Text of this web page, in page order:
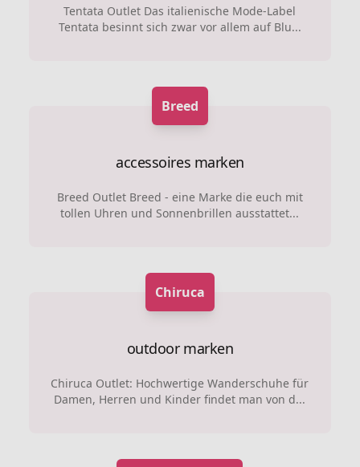
Tentata Outlet Das italienische Mode-Label
Tentata besinnt sich zwar vor allem auf Blu...
Breed
accessoires marken
Breed Outlet Breed - eine Marke die euch mit
tollen Uhren und Sonnenbrillen ausstattet...
Chiruca
outdoor marken
Chiruca Outlet: Hochwertige Wanderschuhe für
Damen, Herren und Kinder findet man von d...